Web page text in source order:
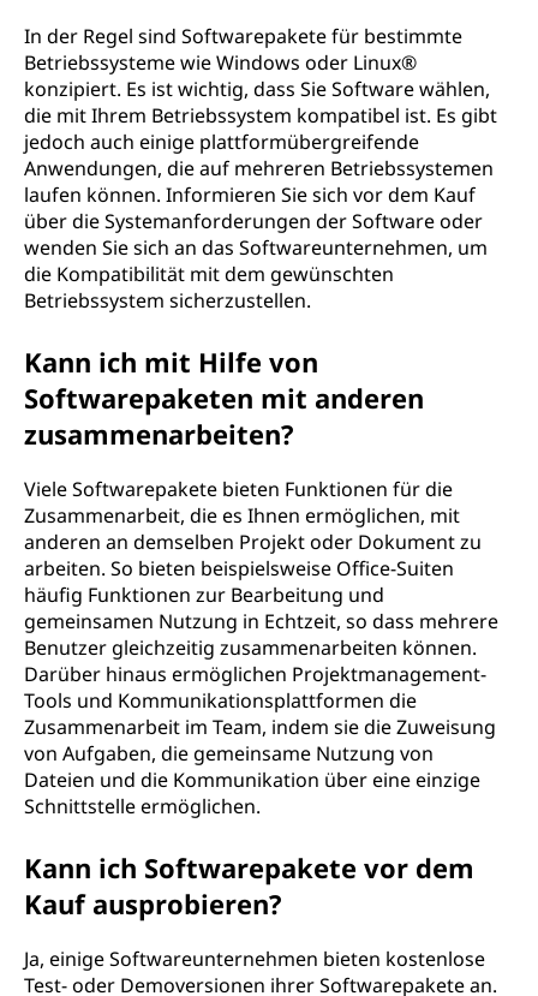
In der Regel sind Softwarepakete für bestimmte
Betriebssysteme wie Windows oder Linux®
konzipiert. Es ist wichtig, dass Sie Software wählen,
die mit Ihrem Betriebssystem kompatibel ist. Es gibt
jedoch auch einige plattformübergreifende
Anwendungen, die auf mehreren Betriebssystemen
laufen können. Informieren Sie sich vor dem Kauf
über die Systemanforderungen der Software oder
wenden Sie sich an das Softwareunternehmen, um
die Kompatibilität mit dem gewünschten
Betriebssystem sicherzustellen.
Kann ich mit Hilfe von
Softwarepaketen mit anderen
zusammenarbeiten?
Viele Softwarepakete bieten Funktionen für die
Zusammenarbeit, die es Ihnen ermöglichen, mit
anderen an demselben Projekt oder Dokument zu
arbeiten. So bieten beispielsweise Office-Suiten
häufig Funktionen zur Bearbeitung und
gemeinsamen Nutzung in Echtzeit, so dass mehrere
Benutzer gleichzeitig zusammenarbeiten können.
Darüber hinaus ermöglichen Projektmanagement-
Tools und Kommunikationsplattformen die
Zusammenarbeit im Team, indem sie die Zuweisung
von Aufgaben, die gemeinsame Nutzung von
Dateien und die Kommunikation über eine einzige
Schnittstelle ermöglichen.
Kann ich Softwarepakete vor dem
Kauf ausprobieren?
Ja, einige Softwareunternehmen bieten kostenlose
Test- oder Demoversionen ihrer Softwarepakete an.